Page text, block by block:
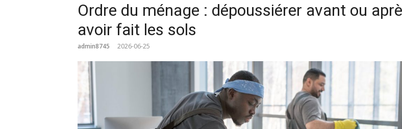
Ordre du ménage : dépoussiérer avant ou
avoir fait les sols
admin8745 2026-06-25